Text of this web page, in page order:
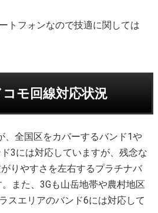
トフォンなので技適に関しては
モ回線対応状況
、全国区をカバーするバンド1や
3には対応していますが、残念な
りやすさを左右するプラチナバ
また、3Gも山岳地帯や農村地区
スエリアのバンド6には対応して